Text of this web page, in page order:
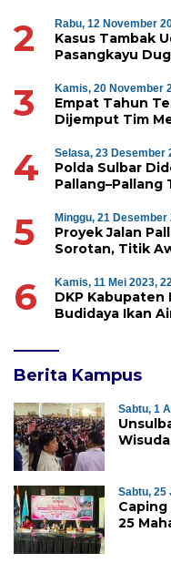
2 Rabu, 12 November
Kasus Tambak
Pasangkayu
3 Kamis, 20 November
Empat Tahun
Dijemput Tim
4 Selasa, 23 Desember
Polda Sulbar
5 Minggu, 21 Desember
Proyek Jalan
Sorotan, Titik
6 Kamis, 11 Mei 2023,
DKP Kabupaten
Budidaya Ikan
Berita Kampus
Sabtu, 1
Sabtu, 25
Caping
25